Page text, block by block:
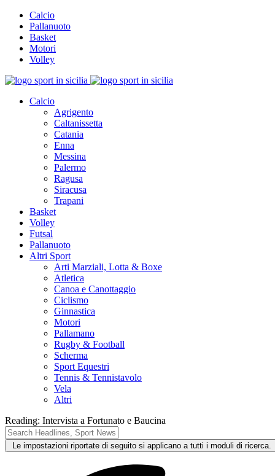
Calcio
Pallanuoto
Basket
Motori
Volley
Calcio
Agrigento
Caltanissetta
Catania
Enna
Messina
Palermo
Ragusa
Siracusa
Trapani
Basket
Volley
Futsal
Pallanuoto
Altri Sport
Arti Marziali, Lotta & Boxe
Atletica
Canoa e Canottaggio
Ciclismo
Ginnastica
Motori
Pallamano
Rugby & Football
Scherma
Sport Equestri
Tennis & Tennistavolo
Vela
Altri
Reading: Intervista a Fortunato e Baucina